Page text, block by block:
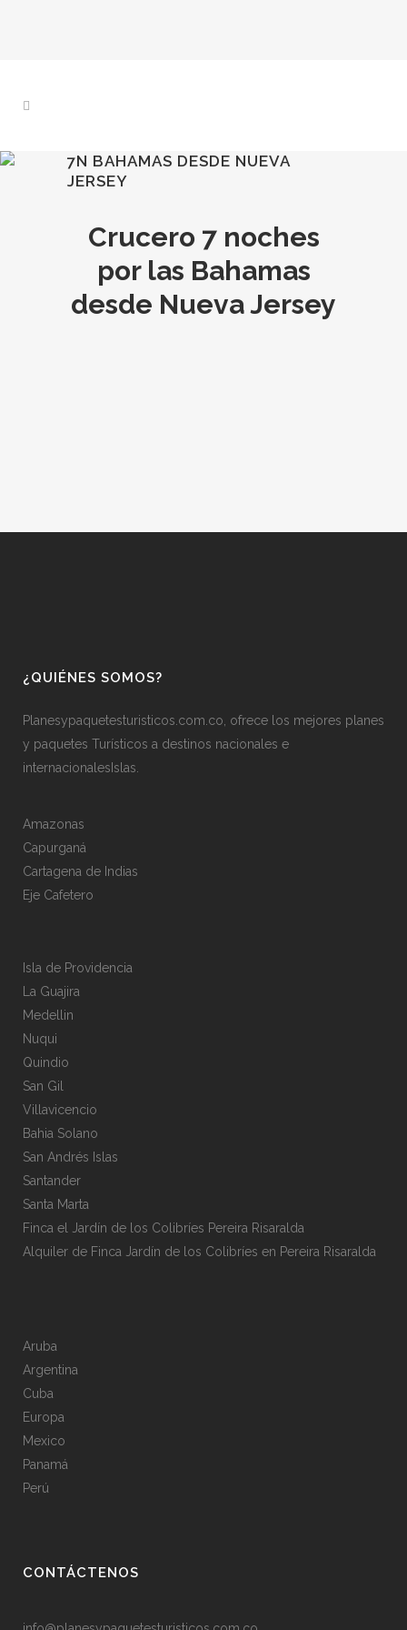
7N BAHAMAS DESDE NUEVA
JERSEY
Crucero 7 noches
por las Bahamas
desde Nueva Jersey
¿QUIÉNES SOMOS?
Planesypaquetesturisticos.com.co, ofrece los mejores planes
y paquetes Turísticos a destinos nacionales e
internacionalesIslas.
Amazonas
Capurganá
Cartagena de Indias
Eje Cafetero
Isla de Providencia
La Guajira
Medellin
Nuqui
Quindio
San Gil
Villavicencio
Bahia Solano
San Andrés Islas
Santander
Santa Marta
Finca el Jardín de los Colibríes Pereira Risaralda
Alquiler de Finca Jardín de los Colibríes en Pereira Risaralda
Aruba
Argentina
Cuba
Europa
Mexico
Panamá
Perú
CONTÁCTENOS